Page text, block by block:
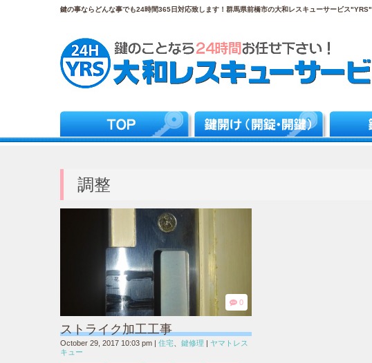
鍵の事ならどんな事でも24時間365日対応致します！群馬県前橋市の大和レスキューサービス"YRS"
調整
0
ストライク加工工事
October 29, 2017 10:03 pm | 住宅 鍵修理 | ヤマトレス
キュー